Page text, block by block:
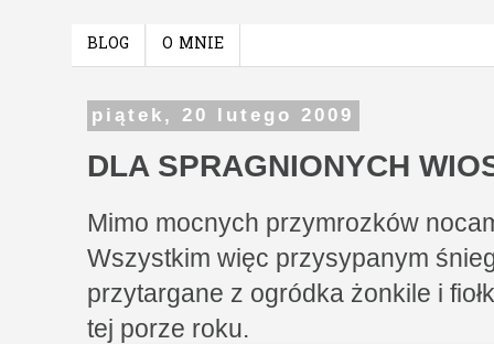
BLOG O MNIE
piątek, 20 lutego 2009
DLA SPRAGNIONYCH
Mimo mocnych przymrozków
Wszystkim więc przysypanym
przytargane z ogródka żonkile i
tej porze roku.